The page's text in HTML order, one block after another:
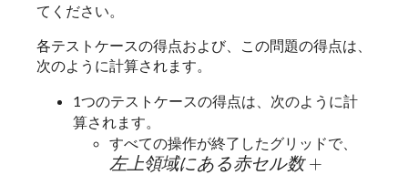
てください。
各テストケースの得点および、この問題の得点は、
次のように計算されます。
1つのテストケースの得点は、次のように計
算されます。
すべての操作が終了したグリッドで、
左上領域にある赤セル数 +
{\it 左上領域にある赤セル数}\ +\
左上領域にあ る赤セル数 + {\it 右上